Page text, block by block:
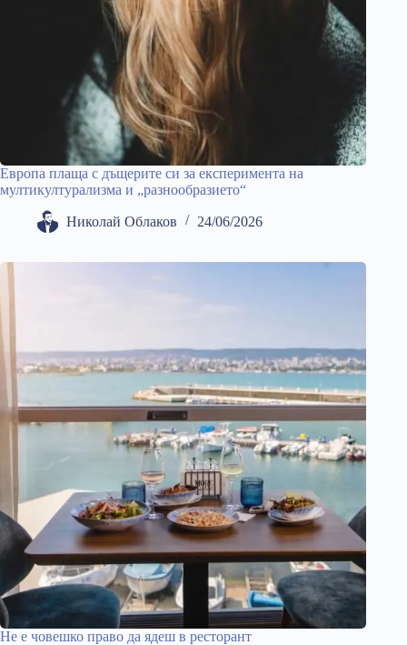
Европа плаща с дъщерите си за експеримента на
мултикултурализма и „разнообразието“
Николай Облаков 24/06/2026
Не е човешко право да ядеш в ресторант